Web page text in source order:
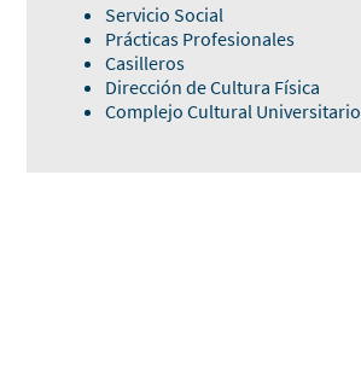
Servicio Social
Prácticas Profesionales
Casilleros
Dirección de Cultura Física
Complejo Cultural Universitario